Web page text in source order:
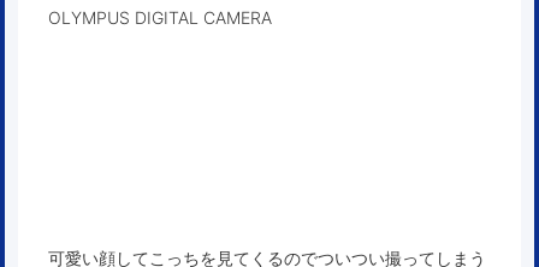
OLYMPUS DIGITAL CAMERA
可愛い顔してこっちを見てくるのでついつい撮ってしまう